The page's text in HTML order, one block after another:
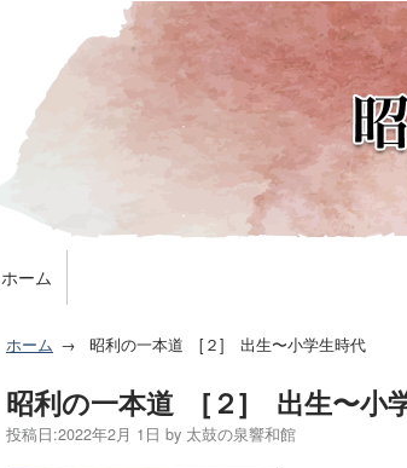
ホーム
ホーム 昭利の一本道 [２] 出生〜小学生時代
昭利の一本道 [２] 出生〜小
投稿日:2022年2月 1日 by 太鼓の泉響和館